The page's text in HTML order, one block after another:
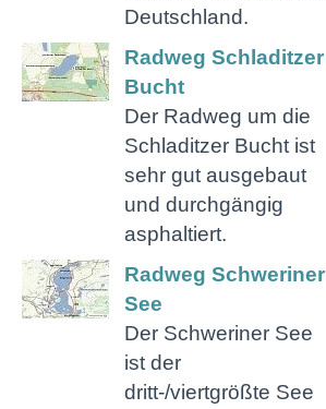
Deutschland.
Radweg Schladitzer
Bucht
Der Radweg um die
Schladitzer Bucht ist
sehr gut ausgebaut
und durchgängig
asphaltiert.
Radweg Schweriner
See
Der Schweriner See
ist der
dritt-/viertgrößte See